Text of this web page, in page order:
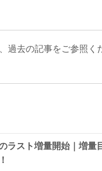
過去の記事をご参照く
ラスト増量開始｜増量